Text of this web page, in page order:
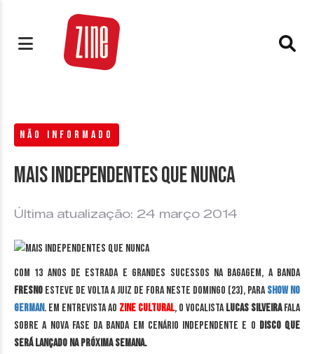
NÃO INFORMADO
Mais independentes que nunca
Última atualização: 24 março 2014
Com 13 anos de estrada e grandes sucessos na bagagem, a banda
Fresno esteve de volta a Juiz de Fora neste domingo (23), parashow no
German. Em entrevista ao Zine Cultural, o vocalistaLucas Silveirafala
sobre a nova fase da banda em cenário independente e o disco que
será lançado na próxima semana.